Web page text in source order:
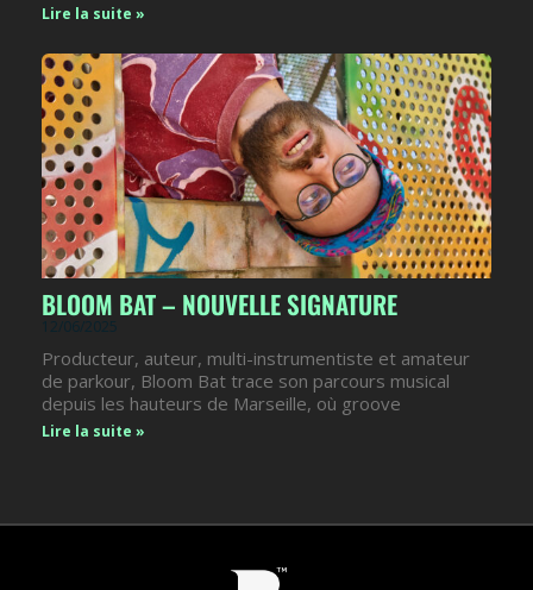
Lire la suite »
BLOOM BAT – NOUVELLE SIGNATURE
12/06/2025
Producteur, auteur, multi-instrumentiste et amateur
de parkour, Bloom Bat trace son parcours musical
depuis les hauteurs de Marseille, où groove
Lire la suite »